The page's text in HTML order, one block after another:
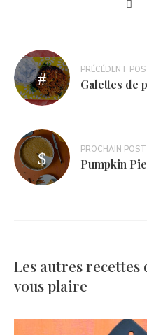
Navigation
de
l’article
PRÉCÉDENT
Galettes de
PROCHAIN POST
Pumpkin Pie
Les autres
vous plaire